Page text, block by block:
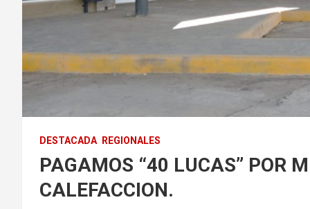
DESTACADA REGIONALES
PAGAMOS “40 LUCAS” POR
CALEFACCION.